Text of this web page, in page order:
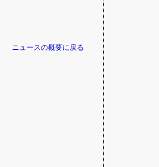
ニュースの概要に戻る